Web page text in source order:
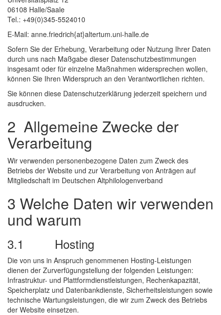
06108 Halle/Saale
Tel.: +49(0)345-5524010
E-Mail: anne.friedrich{at}altertum.uni-halle.de
Sofern Sie der Erhebung, Verarbeitung oder Nutzung Ihrer Daten
durch uns nach Maßgabe dieser Datenschutzbestimmungen
insgesamt oder für einzelne Maßnahmen widersprechen wollen,
können Sie Ihren Widerspruch an den Verantwortlichen richten.
Sie können diese Datenschutzerklärung jederzeit speichern und
ausdrucken.
2 Allgemeine Zwecke der
Verarbeitung
Wir verwenden personenbezogene Daten zum Zweck des
Betriebs der Website und zur Verarbeitung von Anträgen auf
Mitgliedschaft im Deutschen Altphilologenverband
3 Welche Daten wir verwenden
und warum
3.1 Hosting
Die von uns in Anspruch genommenen Hosting-Leistungen
dienen der Zurverfügungstellung der folgenden Leistungen:
Infrastruktur- und Plattformdienstleistungen, Rechenkapazität,
Speicherplatz und Datenbankdienste, Sicherheitsleistungen sowie
technische Wartungsleistungen, die wir zum Zweck des Betriebs
der Website einsetzen.